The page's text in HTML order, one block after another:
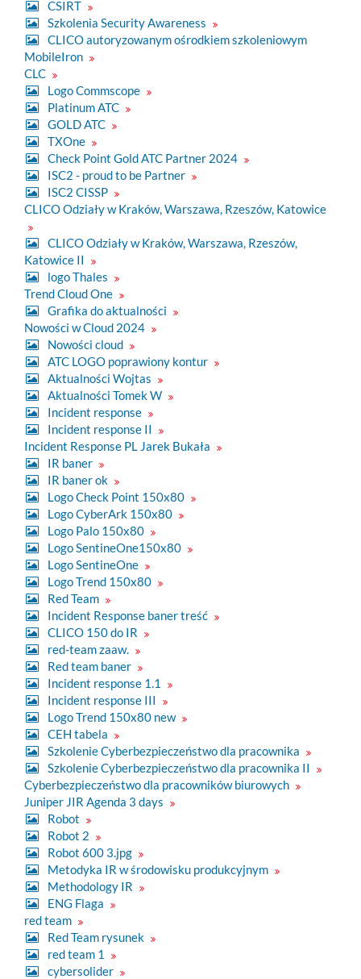
CSIRT
Szkolenia Security Awareness
CLICO autoryzowanym ośrodkiem szkoleniowym
MobileIron
CLC
Logo Commscope
Platinum ATC
GOLD ATC
TXOne
Check Point Gold ATC Partner 2024
ISC2 - proud to be Partner
ISC2 CISSP
CLICO Odziały w Kraków, Warszawa, Rzeszów, Katowice
CLICO Odziały w Kraków, Warszawa, Rzeszów,
Katowice II
logo Thales
Trend Cloud One
Grafika do aktualności
Nowości w Cloud 2024
Nowości cloud
ATC LOGO poprawiony kontur
Aktualności Wojtas
Aktualności Tomek W
Incident response
Incident response II
Incident Response PL Jarek Bukała
IR baner
IR baner ok
Logo Check Point 150x80
Logo CyberArk 150x80
Logo Palo 150x80
Logo SentineOne150x80
Logo SentineOne
Logo Trend 150x80
Red Team
Incident Response baner treść
CLICO 150 do IR
red-team zaaw.
Red team baner
Incident response 1.1
Incident response III
Logo Trend 150x80 new
CEH tabela
Szkolenie Cyberbezpieczeństwo dla pracownika
Szkolenie Cyberbezpieczeństwo dla pracownika II
Cyberbezpieczeństwo dla pracowników biurowych
Juniper JIR Agenda 3 days
Robot
Robot 2
Robot 600 3.jpg
Metodyka IR w środowisku produkcyjnym
Methodology IR
ENG Flaga
red team
Red Team rysunek
red team 1
cybersolider